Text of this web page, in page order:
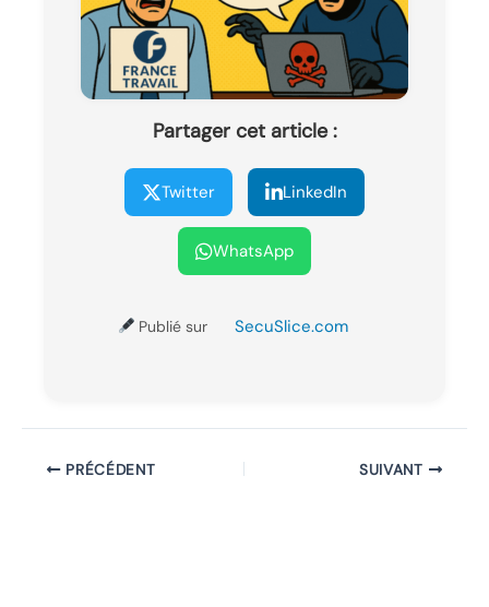
Partager cet article :
Twitter LinkedIn
WhatsApp
Publié sur SecuSlice.com
PRÉCÉDENT SUIVANT